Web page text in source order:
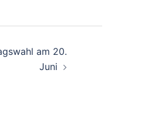
am 20.
Juni